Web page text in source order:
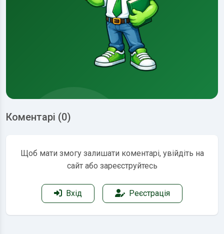
Коментарі (0)
Щоб мати змогу залишати коментарі, увійдіть на
сайт або зареєструйтесь
Вхід Реєстрація